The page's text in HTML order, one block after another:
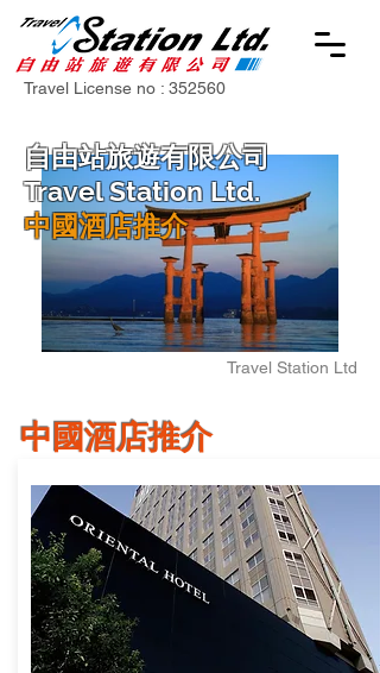
Travel License no : 352560
自由站旅遊有限公司
Travel Station Ltd.
中國酒店推介
Travel Station Ltd
中國酒店推介